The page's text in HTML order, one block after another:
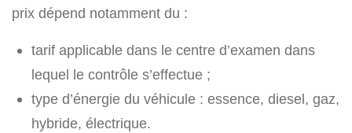
prix dépend notamment du :
tarif applicable dans le centre d’examen dans
lequel le contrôle s’effectue ;
type d’énergie du véhicule : essence, diesel, gaz,
hybride, électrique.